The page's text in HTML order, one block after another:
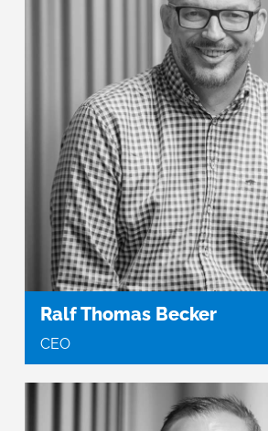
Ralf Thomas Becker
CEO